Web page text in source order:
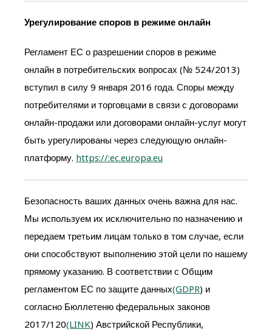
Урегулирование споров в режиме онлайн
Регламент ЕС о разрешении споров в режиме
онлайн в потребительских вопросах (№ 524/2013)
вступил в силу 9 января 2016 года. Споры между
потребителями и торговцами в связи с договорами
онлайн-продажи или договорами онлайн-услуг могут
быть урегулированы через следующую онлайн-
платформу. https://:ec.europa.eu
Безопасность ваших данных очень важна для нас.
Мы используем их исключительно по назначению и
передаем третьим лицам только в том случае, если
они способствуют выполнению этой цели по нашему
прямому указанию. В соответствии с Общим
регламентом ЕС по защите данных(GDPR) и
согласно Бюллетеню федеральных законов
2017/120(LINK) Австрийской Республики,